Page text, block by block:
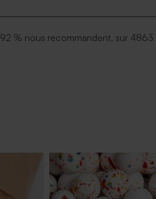
92 % nous recommandent, sur 4863